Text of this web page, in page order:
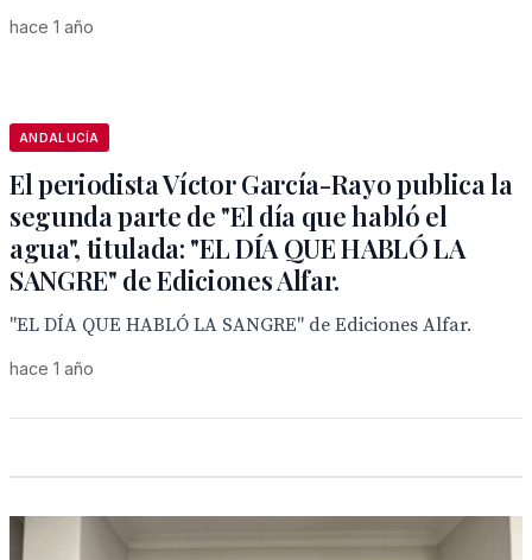
hace 1 año
ANDALUCÍA
El periodista Víctor García-Rayo publica la
segunda parte de "El día que habló el
agua", titulada: "EL DÍA QUE HABLÓ LA
SANGRE" de Ediciones Alfar.
"EL DÍA QUE HABLÓ LA SANGRE" de Ediciones Alfar.
hace 1 año